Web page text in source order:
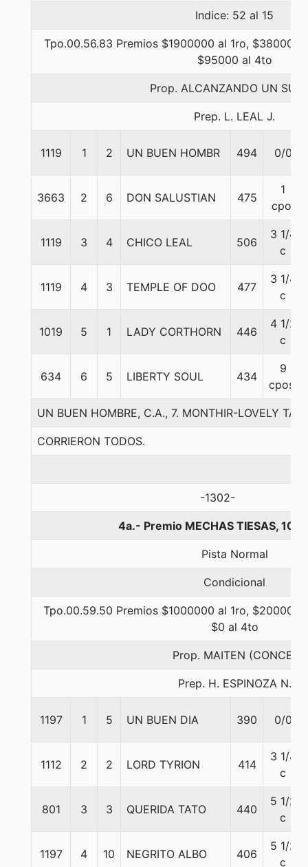
Indice: 52 al 15
Tpo.00.56.83 Premios $1900000 al 1ro, $380000
$95000 al 4to
Prop. ALCANZANDO UN
Prep. L. LEAL J.
1119 1 2 UN BUEN HOMBR 494 0/0
3663 2 6 DON SALUSTIAN 475
1
cpo.
1119 3 4 CHICO LEAL 506
3 1/4
c
1119 4 3 TEMPLE OF DOO 477
3 1/4
c
1019 5 1 LADY CORTHORN 446
4 1/2
c
634 6 5 LIBERTY SOUL 434
9
cpos.
UN BUEN HOMBRE, C.A., 7. MONTHIR-LOVELY
CORRIERON TODOS.
-1302-
4a.- Premio MECHAS TIESAS,
Pista Normal
Condicional
Tpo.00.59.50 Premios $1000000 al 1ro, $200000
$0 al 4to
Prop. MAITEN (CONCE)
Prep. H. ESPINOZA N.
1197 1 5 UN BUEN DIA 390 0/0
1112 2 2 LORD TYRION 414
3 1/4
c
801 3 3 QUERIDA TATO 440
5 1/2
c
1197 4 10 NEGRITO ALBO 406
5 1/2
c